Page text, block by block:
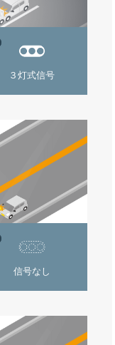
３灯式信号
信号なし